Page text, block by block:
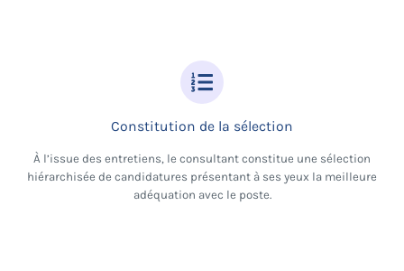
Constitution de la sélection
À l’issue des entretiens, le consultant constitue une sélection
hiérarchisée de candidatures présentant à ses yeux la meilleure
adéquation avec le poste.